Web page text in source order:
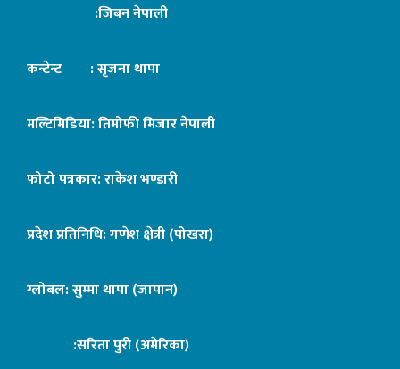
:जिबन नेपाली
कन्टेन्ट : सृजना थापा
मल्टिमिडिया: तिमोफी मिजार नेपाली
फोटो पत्रकार: राकेश भण्डारी
प्रदेश प्रतिनिधि: गणेश क्षेत्री (पोखरा)
ग्लोबल: सुम्मा थापा (जापान)
:सरिता पुरी (अमेरिका)